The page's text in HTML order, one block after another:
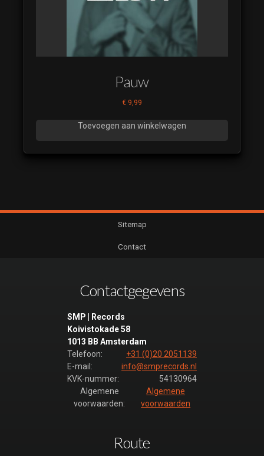
Pauw
€ 9,99
Toevoegen aan winkelwagen
Sitemap
Contact
Contactgegevens
SMP | Records
Koivistokade 58
1013 BB Amsterdam
Telefoon:
+31 (0)20 2051139
E-mail:
info@smprecords.nl
KVK-nummer:
54130964
Algemene
voorwaarden:
Algemene
voorwaarden
Route